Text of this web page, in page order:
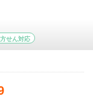
せん対応